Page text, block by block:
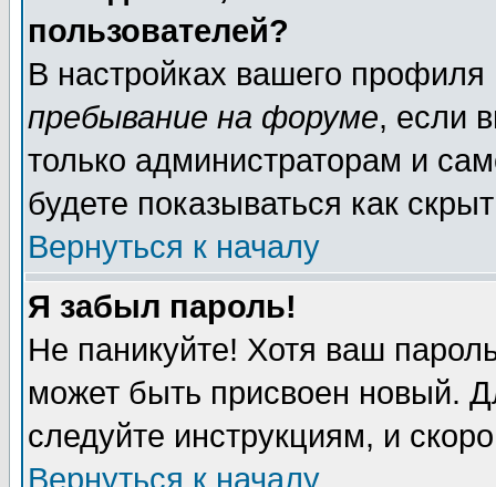
пользователей?
В настройках вашего
пребывание на форуме, если
только администраторам и
будете показываться как
Вернуться к началу
Я забыл пароль!
Не паникуйте! Хотя ваш
может быть присвоен новый.
следуйте инструкциям, и
Вернуться к началу